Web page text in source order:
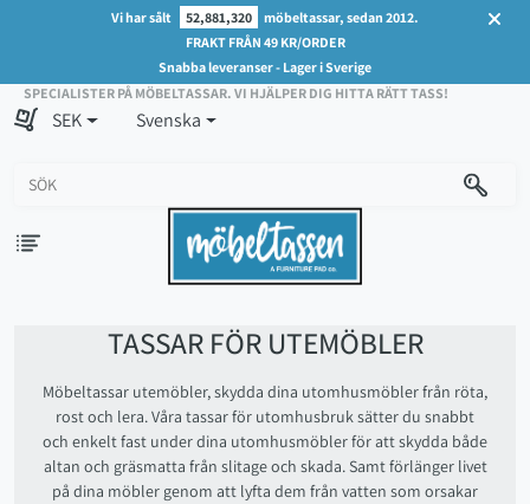
Vi har sålt 52,881,320
möbeltassar, sedan 2012.
FRAKT FRÅN 49 KR/ORDER
Snabba leveranser - Lager i Sverige
SPECIALISTER PÅ MÖBELTASSAR. VI HJÄLPER DIG HITTA RÄTT TASS!
SEK Svenska
TASSAR FÖR UTEMÖBLER
Möbeltassar utemöbler, skydda dina utomhusmöbler från röta,
rost och lera. Våra tassar för utomhusbruk sätter du snabbt
och enkelt fast under dina utomhusmöbler för att skydda både
altan och gräsmatta från slitage och skada. Samt förlänger livet
på dina möbler genom att lyfta dem från vatten som orsakar